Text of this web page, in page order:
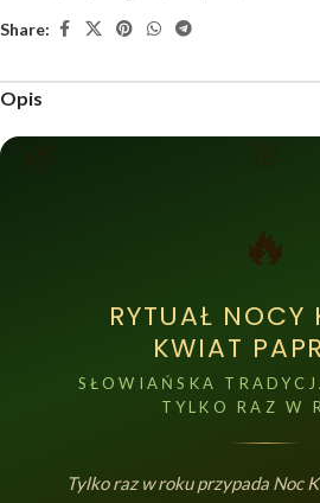
Share:
Opis
🔥
RYTUAŁ NOCY
KWIAT
SŁOWIAŃSKA
TYLKO RAZ W
Tylko raz w roku przypada Noc